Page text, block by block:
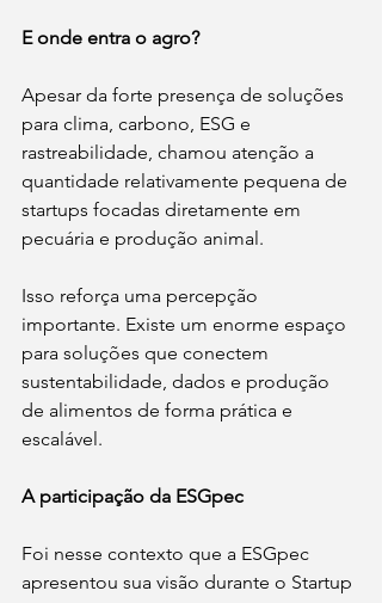
E onde entra o agro?
Apesar da forte presença de soluções
para clima, carbono, ESG e
rastreabilidade, chamou atenção a
quantidade relativamente pequena de
startups focadas diretamente em
pecuária e produção animal.
Isso reforça uma percepção
importante. Existe um enorme espaço
para soluções que conectem
sustentabilidade, dados e produção
de alimentos de forma prática e
escalável.
A participação da ESGpec
Foi nesse contexto que a ESGpec
apresentou sua visão durante o Startup